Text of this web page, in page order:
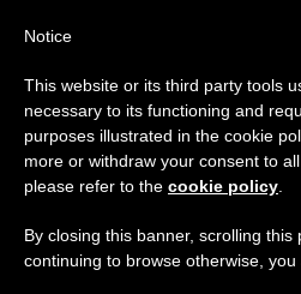
CHIESE LOCALI
Notice
This website or its third party tools
necessary to its functioning and
purposes illustrated in the cookie
more or withdraw your consent to
please refer to the cookie policy
By closing this banner, scrolling this
continuing to browse otherwise,